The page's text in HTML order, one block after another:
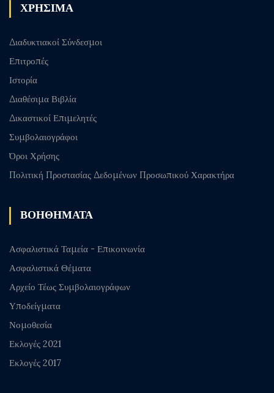
ΧΡΗΣΙΜΑ
Διαδυκτιακοί Σύνδεσμοι
Επιτροπές
Ιστορία
Διαθέσιμα Βιβλία
Δικαστικοί Επιμελητές
Συμβολαιογράφοι
Όροι Χρήσης
Πολιτική Προστασίας Δεδομένων Προσωπικού Χαρακτήρα
ΒΟΗΘΗΜΑΤΑ
Ασφαλιστικά Ταμεία - Επικοινωνία
Ασφαλιστικά Θέματα
Αρχείο Τέως Συμβολαιογράφων
Υποδείγματα
Νομοθεσία
Εκλογές 2021
Εκλογές 2017